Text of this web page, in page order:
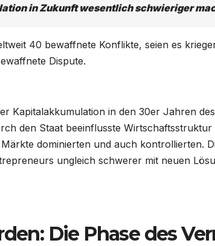
in Zukunft wesentlich schwieriger
40 bewaffnete Konflikte, seien es
Dispute.
Kapitalakkumulation in den 30er Jahren
den Staat beeinflusste
dominierten und auch kontrollierten.
ungleich schwerer mit neuen
Die Phase des